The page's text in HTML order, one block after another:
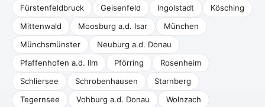
Fürstenfeldbruck
Geisenfeld Ingolstadt
Kösching
Mittenwald
Moosburg a.d. Isar
München
Münchsmünster
Neuburg a.d. Donau
Pfaffenhofen a.d. Ilm
Pförring
Rosenheim
Schliersee
Schrobenhausen
Starnberg
Tegernsee
Vohburg a.d. Donau Wolnzach